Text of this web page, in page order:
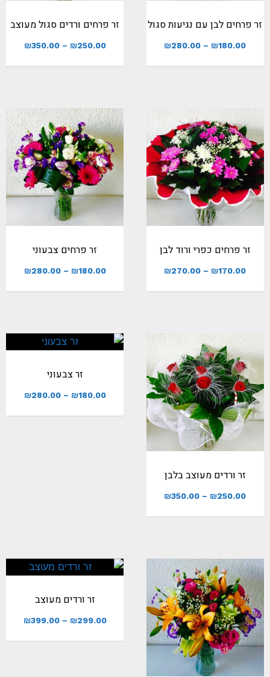
זר פרחים לבן עם נגיעות סגול
₪180.00
–
₪280.00
זר פרחים ורדים סגול מעוצב
₪250.00
–
₪350.00
זר פרחים כפרי ורוד לבן
₪170.00
–
₪270.00
זר פרחים צבעוני
₪180.00
–
₪280.00
זר ורדים מעוצב בלבן
₪250.00
–
₪350.00
זר צבעוני
₪180.00
–
₪280.00
זר ורדים מעוצב
₪299.00
–
₪399.00